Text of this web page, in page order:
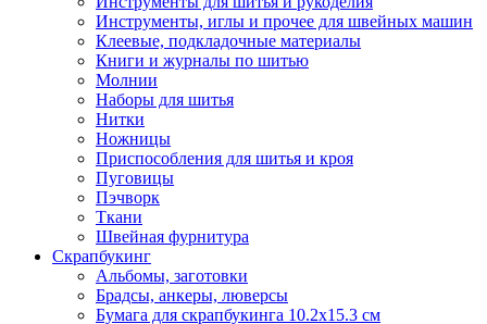
Инструменты, иглы и прочее для швейных машин
Клеевые, подкладочные материалы
Книги и журналы по шитью
Молнии
Наборы для шитья
Нитки
Ножницы
Приспособления для шитья и кроя
Пуговицы
Пэчворк
Ткани
Швейная фурнитура
Скрапбукинг
Альбомы, заготовки
Брадсы, анкеры, люверсы
Бумага для скрапбукинга 10.2х15.3 см